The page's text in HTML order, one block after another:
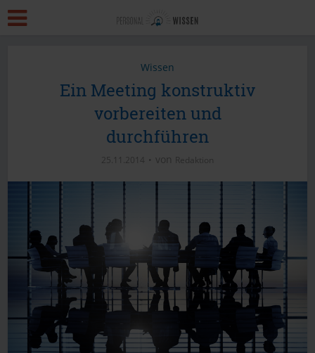
Wissen
Ein Meeting konstruktiv
vorbereiten und
durchführen
25.11.2014 von Redaktion